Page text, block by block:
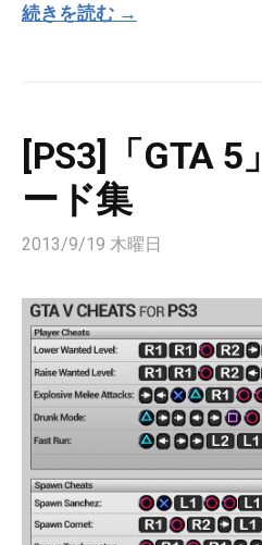
続きを読む →
[PS3]「GTA 5
ード集
2013/9/19 木曜日